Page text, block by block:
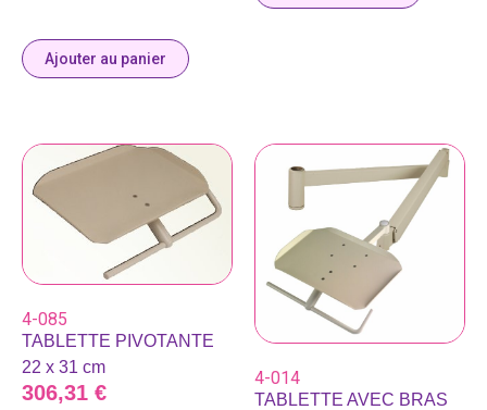
Ajouter au panier
4-085
TABLETTE PIVOTANTE
22 x 31 cm
306,31 €
4-014
TABLETTE AVEC BRAS